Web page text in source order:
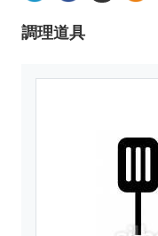
調理道具